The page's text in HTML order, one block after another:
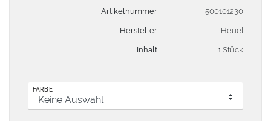
Artikelnummer 500101230
Hersteller Heuel
Inhalt 1 Stück
FARBE